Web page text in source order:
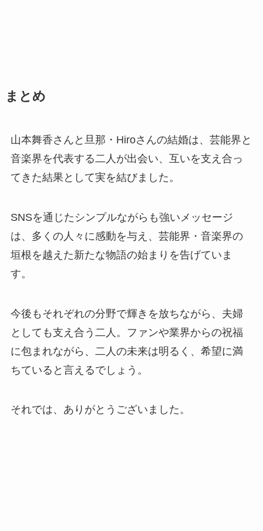
まとめ
山本舞香さんと旦那・Hiroさんの結婚は、芸能界と
音楽界を代表する二人が出会い、互いを支え合っ
てきた結果として実を結びました。
SNSを通じたシンプルながらも強いメッセージ
は、多くの人々に感動を与え、芸能界・音楽界の
垣根を越えた新たな物語の始まりを告げていま
す。
今後もそれぞれの分野で輝きを放ちながら、夫婦
としても支え合う二人。ファンや業界からの祝福
に包まれながら、二人の未来は明るく、希望に満
ちていると言えるでしょう。
それでは、ありがとうございました。